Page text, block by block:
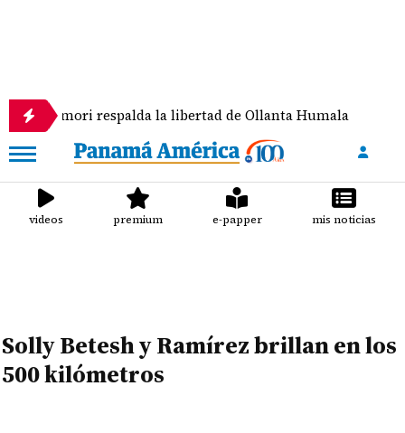
respalda la libertad de Ollanta Humala
videos premium e-papper mis noticias
Solly Betesh y Ramírez brillan en los
500 kilómetros